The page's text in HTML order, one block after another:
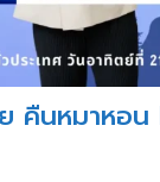
คืนหมาหอน